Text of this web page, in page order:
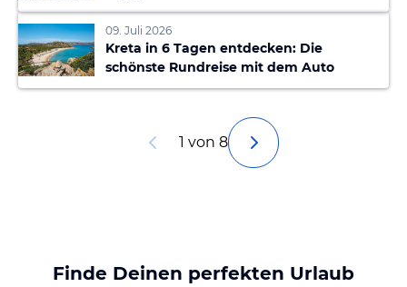
09. Juli 2026
Kreta in 6 Tagen entdecken: Die
schönste Rundreise mit dem Auto
1 von 8
Finde Deinen perfekten Urlaub